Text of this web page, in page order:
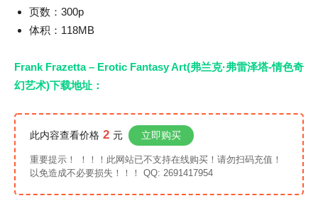
页数：300p
体积：118MB
Frank Frazetta – Erotic Fantasy Art(弗兰克·弗雷泽塔-情色奇
幻艺术)下载地址：
此内容查看价格 2 元 立即购买
重要提示！ ！！！此网站已不支持在线购买！请勿扫码充值！
以免造成不必要损失！！！ QQ: 2691417954